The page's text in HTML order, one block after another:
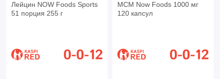
Лейцин NOW Foods Sports
51 порция 255 г
МСМ Now Foods 1000 мг
120 капсул